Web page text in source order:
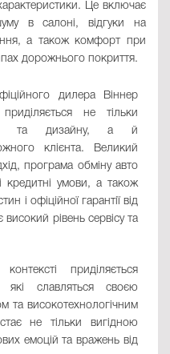
Це включає
в салоні, відгуки на
а також комфорт при
дорожнього покриття.
дилера Віннер
не тільки
та дизайну, а й
клієнта. Великий
програма обміну авто
кредитні умови, а також
і офіційної гарантії від
рівень сервісу та
приділяється
славляться своєю
та високотехнологічним
не тільки вигідною
емоцій та вражень від